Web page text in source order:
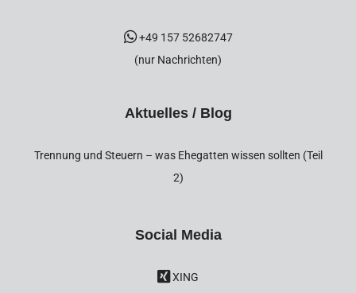
+49 157 52682747
(nur Nachrichten)
Aktuelles / Blog
Trennung und Steuern – was Ehegatten wissen sollten (Teil
2)
Social Media
XING